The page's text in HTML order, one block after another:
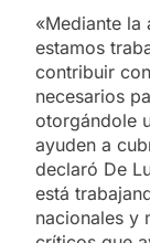
«Mediante
estamos
contribuir
necesarios
otorgándole
ayuden a
declaró De
está
nacionales y